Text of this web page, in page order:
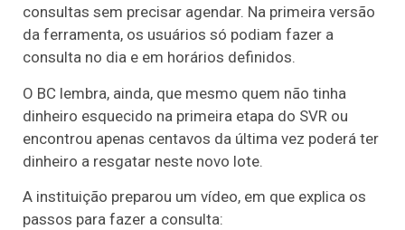
consultas sem precisar agendar. Na primeira versão
da ferramenta, os usuários só podiam fazer a
consulta no dia e em horários definidos.
O BC lembra, ainda, que mesmo quem não tinha
dinheiro esquecido na primeira etapa do SVR ou
encontrou apenas centavos da última vez poderá ter
dinheiro a resgatar neste novo lote.
A instituição preparou um vídeo, em que explica os
passos para fazer a consulta: